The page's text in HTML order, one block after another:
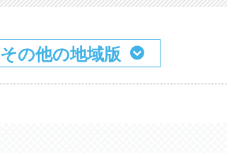
その他の地域版